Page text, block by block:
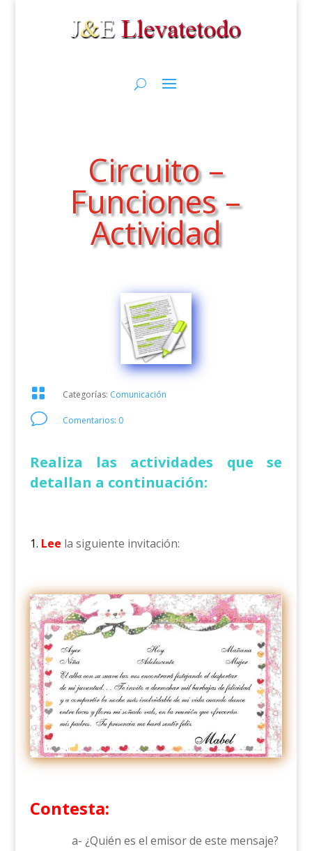
Circuito –
Funciones –
Actividad
 Categorías: Comunicación
v Comentarios: 0
Realiza las actividades que se
detallan a continuación:
1. Lee la siguiente invitación:
Contesta:
a- ¿Quién es el emisor de este mensaje?